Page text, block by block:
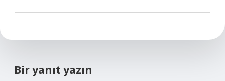
Bir yanıt yazın